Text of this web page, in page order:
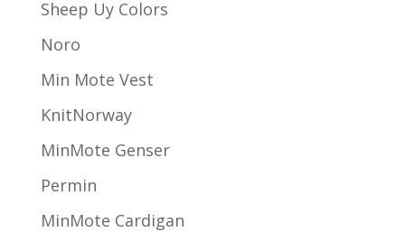
Sheep Uy Colors
Noro
Min Mote Vest
KnitNorway
MinMote Genser
Permin
MinMote Cardigan